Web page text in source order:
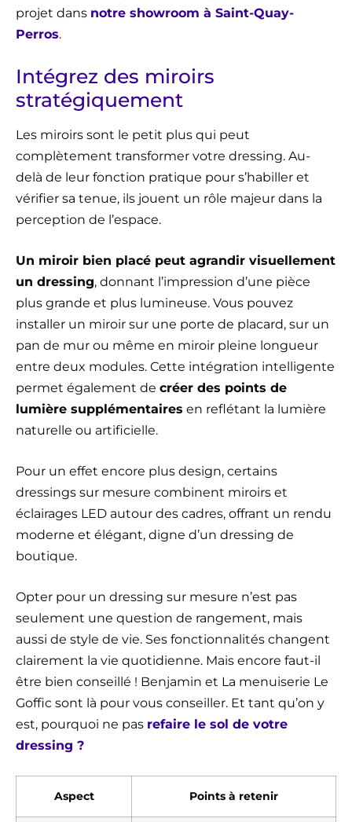
projet dans notre showroom à Saint-Quay-
Perros.
Intégrez des miroirs
stratégiquement
Les miroirs sont le petit plus qui peut
complètement transformer votre dressing. Au-
delà de leur fonction pratique pour s’habiller et
vérifier sa tenue, ils jouent un rôle majeur dans la
perception de l’espace.
Un miroir bien placé peut agrandir visuellement
un dressing, donnant l’impression d’une pièce
plus grande et plus lumineuse. Vous pouvez
installer un miroir sur une porte de placard, sur un
pan de mur ou même en miroir pleine longueur
entre deux modules. Cette intégration intelligente
permet également de créer des points de
lumière supplémentaires en reflétant la lumière
naturelle ou artificielle.
Pour un effet encore plus design, certains
dressings sur mesure combinent miroirs et
éclairages LED autour des cadres, offrant un rendu
moderne et élégant, digne d’un dressing de
boutique.
Opter pour un dressing sur mesure n’est pas
seulement une question de rangement, mais
aussi de style de vie. Ses fonctionnalités changent
clairement la vie quotidienne. Mais encore faut-il
être bien conseillé ! Benjamin et La menuiserie Le
Goffic sont là pour vous conseiller. Et tant qu’on y
est, pourquoi ne pas refaire le sol de votre
dressing ?
Aspect Points à retenir